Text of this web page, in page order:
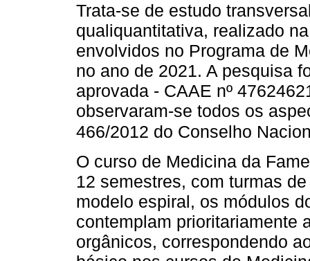
Trata-se de estudo
qualiquantitativa, realizado
envolvidos no Programa de
no ano de 2021. A pesquisa
aprovada - CAAE nº
observaram-se todos os
466/2012 do Conselho
O curso de Medicina da
12 semestres, com turmas
modelo espiral, os módulos
contemplam prioritariamente
orgânicos, correspondendo